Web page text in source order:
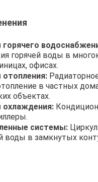
горячей воды в
офисах.
в частных
объектах.
системы:
воды в замкнутых